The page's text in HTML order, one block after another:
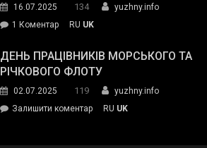
команда
укриття
16.07.2025 134
yuzhny.info
1 Коментардо
Південного
зустрілася
представниками
молодіжної
RU UK
ДЕНЬ ПРАЦІВНИКІВ МОРСЬКОГО ТА
РІЧКОВОГО ФЛОТУ
02.07.2025 119
yuzhny.info
Залишити коментарon
RU UK